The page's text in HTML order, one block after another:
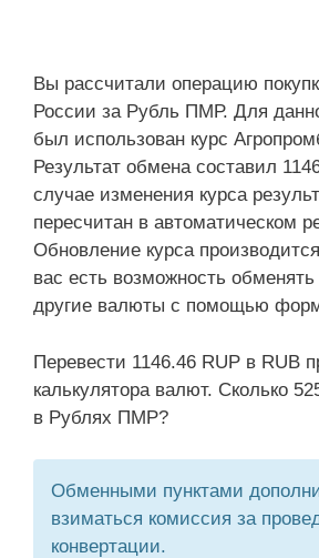
Вы рассчитали операцию
России за Рубль ПМР. Для
был использован курс
Результат обмена составил
случае изменения курса
пересчитан в автоматическом
Обновление курса
вас есть возможность
другие валюты с помощью
Перевести 1146.46 RUP в RUB
калькулятора валют. Сколько
в Рублях ПМР?
Обменными пунктами
взиматься комиссия за
конвертации.